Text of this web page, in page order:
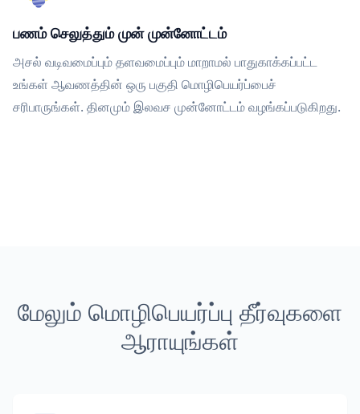
பணம் செலுத்தும் முன் முன்னோட்டம்
அசல் வடிவமைப்பும் தளவமைப்பும் மாறாமல் பாதுகாக்கப்பட்ட
உங்கள் ஆவணத்தின் ஒரு பகுதி மொழிபெயர்ப்பைச்
சரிபாருங்கள். தினமும் இலவச முன்னோட்டம் வழங்கப்படுகிறது.
மேலும் மொழிபெயர்ப்பு தீர்வுகளை
ஆராயுங்கள்